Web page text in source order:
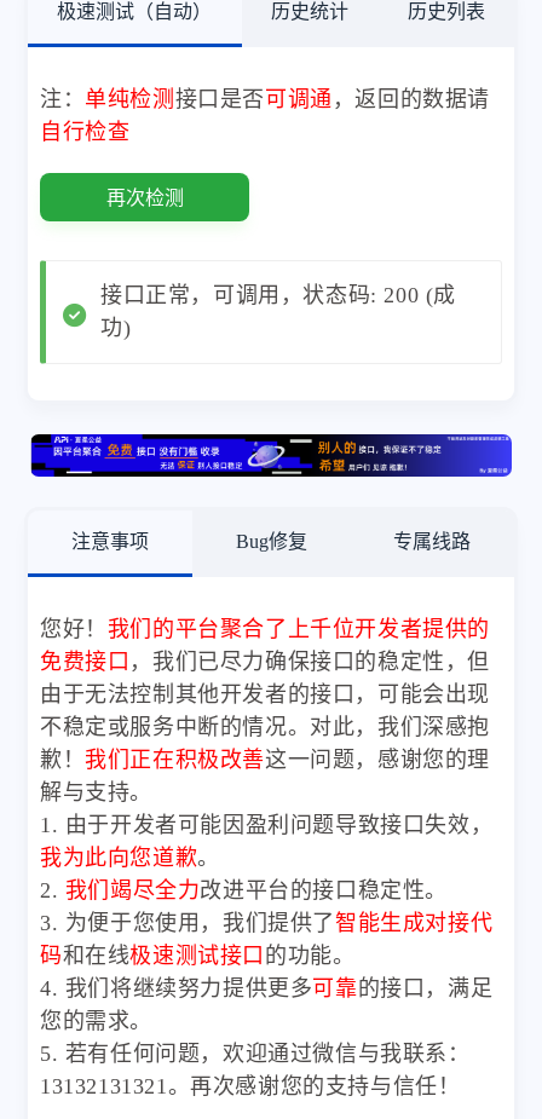
极速测试（自动） 历史统计 历史列表
注： 单纯检测 接口是否 可调通 ，返回的数据请
自行检查
再次检测
接口正常，可调用，状态码: 200 (成
功)
注意事项 Bug修复 专属线路
您好！ 我们的平台聚合了上千位开发者提供的
免费接口 ，我们已尽力确保接口的稳定性，但
由于无法控制其他开发者的接口，可能会出现
不稳定或服务中断的情况。对此，我们深感抱
歉！ 我们正在积极改善这一问题，感谢您的理
解与支持。
1. 由于开发者可能因盈利问题导致接口失效，
我为此向您道歉。
2. 我们竭尽全力改进平台的接口稳定性。
3. 为便于您使用，我们提供了智能生成对接代
码和在线极速测试接口 的功能。
4. 我们将继续努力提供更多可靠的接口，满足
您的需求。
5. 若有任何问题，欢迎通过微信与我联系：
13132131321。再次感谢您的支持与信任！